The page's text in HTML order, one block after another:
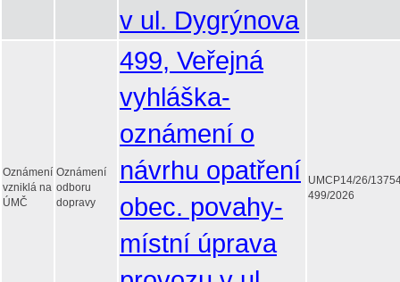
v ul. Dygrýnova
Oznámení
vzniklá na
ÚMČ
Oznámení
odboru
dopravy
499, Veřejná
vyhláška-
oznámení o
návrhu opatření
obec. povahy-
místní úprava
UMCP14/26/
499/2026